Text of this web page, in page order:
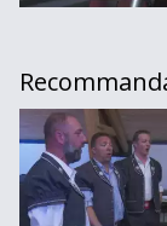
Ranz des